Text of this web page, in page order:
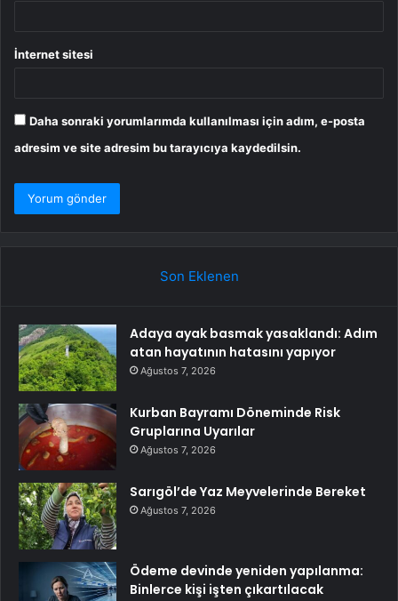
İnternet sitesi
Daha sonraki yorumlarımda kullanılması için adım, e-posta
adresim ve site adresim bu tarayıcıya kaydedilsin.
Son Eklenen
Adaya ayak basmak yasaklandı: Adım
atan hayatının hatasını yapıyor
Ağustos 7, 2026
Kurban Bayramı Döneminde Risk
Gruplarına Uyarılar
Ağustos 7, 2026
Sarıgöl’de Yaz Meyvelerinde Bereket
Ağustos 7, 2026
Ödeme devinde yeniden yapılanma:
Binlerce kişi işten çıkartılacak